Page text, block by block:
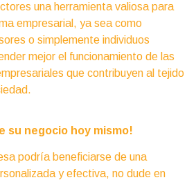
una herramienta valiosa para
empresarial, ya sea como
o simplemente individuos
mejor el funcionamiento de las
que contribuyen al tejido
su negocio hoy mismo!
podría beneficiarse de una
y efectiva, no dude en